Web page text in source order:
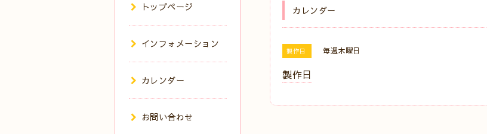
カレンダー
製作日 毎週木曜日
製作日
トップページ
インフォメーション
カレンダー
お問い合わせ